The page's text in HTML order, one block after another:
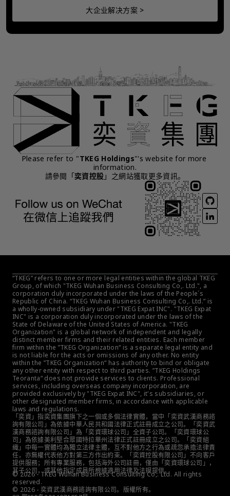
大企业解决方案 >
Please refer to "TKEG Holdings"'s website for more
information.
請參閱「奕資控股 」之網站獲取更多資訊。
“TKEG” refers to one or more legal entities within the global TKEG
Group, of which "TKEG Wuhan Business Consulting Co,. Ltd.", a
corporation duly incorporated under the laws of the People´s
Republic of China. “TKEG Wuhan Business Consulting Co,. Ltd.” is
a wholly-owned subsidiary under "TKEG Expat INC". "TKEG Expat
INC" is a corporation duly incorporated under the laws of the
State of Delaware of the United States of America. "TKEG
Organization" is a global network of independent and legally
distinct member firms and their related entities. Each member
firm within the ”TKEG Organization“ is a separate legal entity and
is not liable for the acts or omissions of any other. No entity
within the ”TKEG Organization“ has authority to bind or obligate
any other entity with respect to third parties. ”TKEG Holdings
Teoranta“ does not provide services to clients. Professional
services, including overseas company incorporation, are
provided exclusively by "TKEG Expat INC", it's subsidiaries, or
other designated member firms, in accordance with applicable
laws and regulations.
「奕資」指奕資集團旗下之一個或多個法律實體，當中「奕資武漢商務諮
詢有限公司」為依據中華人民共和國法律正式註冊成立之公司。「奕資武
漢商務諮詢有限公司」為「奕資環球公司」全資子公司。「奕資環球公
司」為依據美利堅合眾國特拉華州法律正式註冊成立之公司。「奕資組
織」中每一實體均為獨立法律主體，互不對他方之行為或疏忽承擔法律責
任，亦無權代表他方對第三方作出約束。「奕資控股有限公司」不向客戶
提供服務；所有專業服務，包括海外公司註冊，僅由「奕資環球公司」，
其子公司，或其他指定成員所根據適用法律及法規提供。
© 2026 - TKEG Wuhan Business Consulting Co,. Ltd. All rights
reserved.
© 2026 - 奕資武漢商務諮詢有限公司。版權所有。